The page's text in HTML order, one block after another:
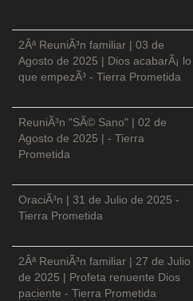
2Âª ReuniÃ³n familiar | 03 de
Agosto de 2025 | Dios acabarÃ¡ lo
que empezÃ³ - Tierra Prometida
ReuniÃ³n "SÃ© Sano" | 02 de
Agosto de 2025 | - Tierra
Prometida
OraciÃ³n | 31 de Julio de 2025 -
Tierra Prometida
2Âª ReuniÃ³n familiar | 27 de Julio
de 2025 | Profeta renuente Dios
paciente - Tierra Prometida